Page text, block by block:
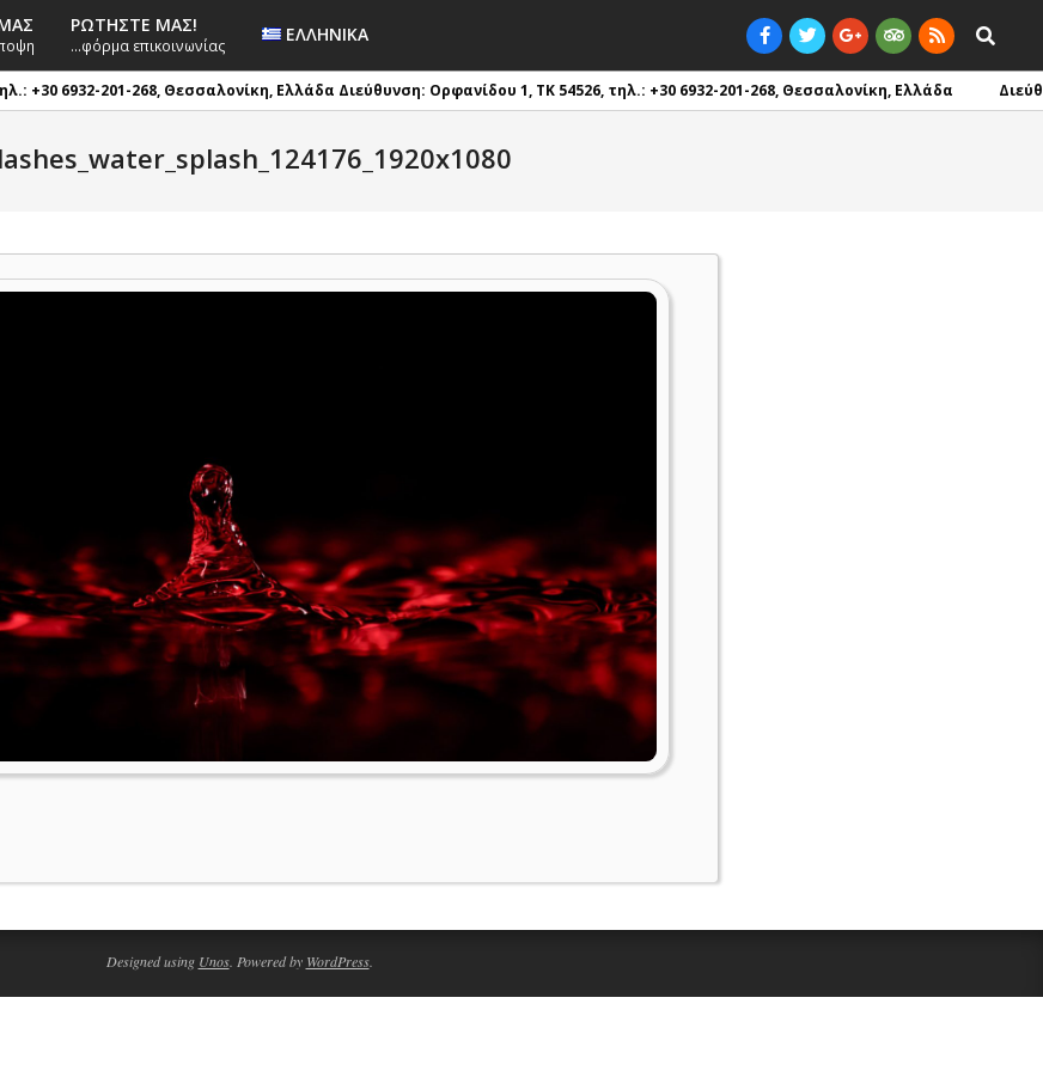
ΡΩΤΉΣΤΕ ΜΑΣ!
…φόρμα επικοινωνίας
ΕΛΛΗΝΙΚΆ Search
+30 6932-201-268, Θεσσαλονίκη, ΕλλάδαΔιεύθυνση: Ορφανίδου 1, TK 54526, τηλ.: +30 6932-201-268, Θεσσαλονίκη, Ελλάδα
Designed using Unos. Powered by WordPress.